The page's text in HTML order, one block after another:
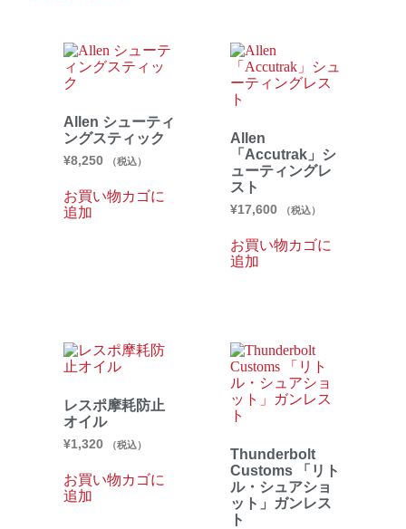
Allen シューティ
ングスティック
¥8,250 （税込）
お買い物カゴに
追加
Allen
「Accutrak」シ
ューティングレ
スト
¥17,600 （税込）
お買い物カゴに
追加
レスポ摩耗防止
オイル
¥1,320 （税込）
お買い物カゴに
追加
Thunderbolt
Customs 「リト
ル・シュアショ
ット」ガンレス
ト